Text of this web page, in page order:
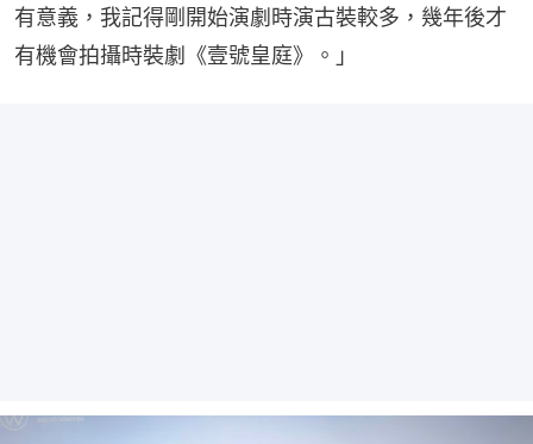
有意義，我記得剛開始演劇時演古裝較多，幾年後才
有機會拍攝時裝劇《壹號皇庭》。」